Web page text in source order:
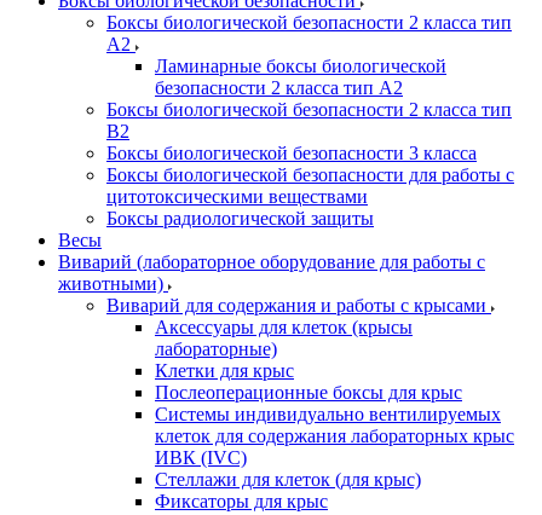
Боксы биологической безопасности 2 класса тип
A2
Ламинарные боксы биологической
безопасности 2 класса тип A2
Боксы биологической безопасности 2 класса тип
B2
Боксы биологической безопасности 3 класса
Боксы биологической безопасности для работы с
цитотоксическими веществами
Боксы радиологической защиты
Весы
Виварий (лабораторное оборудование для работы с
животными)
Виварий для содержания и работы с крысами
Аксессуары для клеток (крысы
лабораторные)
Клетки для крыс
Послеоперационные боксы для крыс
Системы индивидуально вентилируемых
клеток для содержания лабораторных крыс
ИВК (IVC)
Стеллажи для клеток (для крыс)
Фиксаторы для крыс